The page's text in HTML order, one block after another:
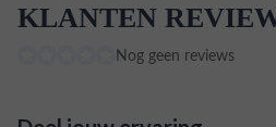
KLANTEN
Nog geen reviews